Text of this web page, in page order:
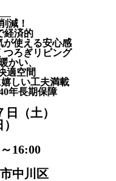
減！
経済的
使える安心感
ろぎリビング
かい、
適空間
しい工夫満載
年長期保障
（土）
16:00
中川区